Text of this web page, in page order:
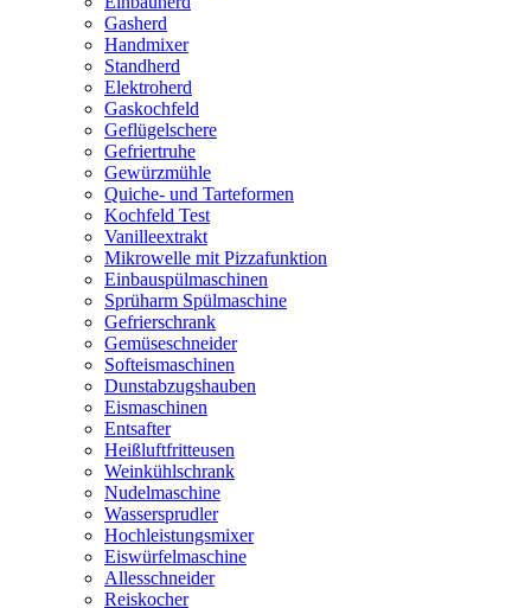
Gasherd
Handmixer
Standherd
Elektroherd
Gaskochfeld
Geflügelschere
Gefriertruhe
Gewürzmühle
Quiche- und Tarteformen
Kochfeld Test
Vanilleextrakt
Mikrowelle mit Pizzafunktion
Einbauspülmaschinen
Sprüharm Spülmaschine
Gefrierschrank
Gemüseschneider
Softeismaschinen
Dunstabzugshauben
Eismaschinen
Entsafter
Heißluftfritteusen
Weinkühlschrank
Nudelmaschine
Wassersprudler
Hochleistungsmixer
Eiswürfelmaschine
Allesschneider
Reiskocher